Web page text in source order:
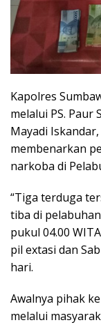
Kapolres
melalui PS. Paur
Mayadi
membenarkan
narkoba di
“Tiga terduga
tiba di
pukul 04.00
pil extasi dan
hari.
Awalnya pihak
melalui